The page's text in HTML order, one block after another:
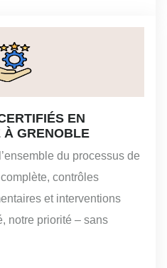
EN
À GRENOBLE
du processus de
contrôles
et interventions
notre priorité – sans